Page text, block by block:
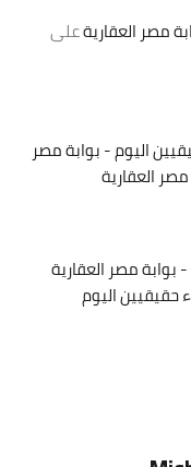
مصر العقاريةعلى
اليوم - بوابة مصر
العقارية
مصر العقارية
حقيقيين اليوم